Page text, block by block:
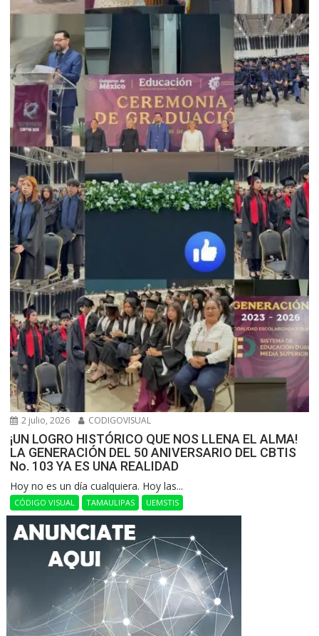
2 julio, 2026 CODIGOVISUAL
¡UN LOGRO HISTÓRICO QUE NOS LLENA EL ALMA!
LA GENERACIÓN DEL 50 ANIVERSARIO DEL CBTIS
No. 103 YA ES UNA REALIDAD
Hoy no es un día cualquiera. Hoy las...
CÓDIGO VISUAL TAMAULIPAS UEMSTIS